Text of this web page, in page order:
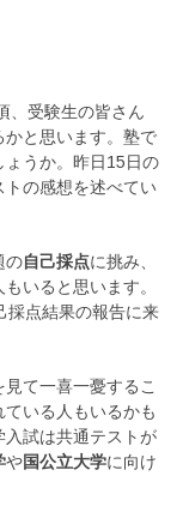
、受験生の皆さん
と思います。塾で
うか。昨日15日の
の感想を述べてい
の自己採点に挑み、
いると思います。
採点結果の報告に来
て一喜一憂するこ
いる人もいるかも
入試は共通テストが
や国公立大学に向け